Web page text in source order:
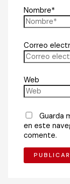
Nombre*
Correo
Web
Guarda
en este
comente.